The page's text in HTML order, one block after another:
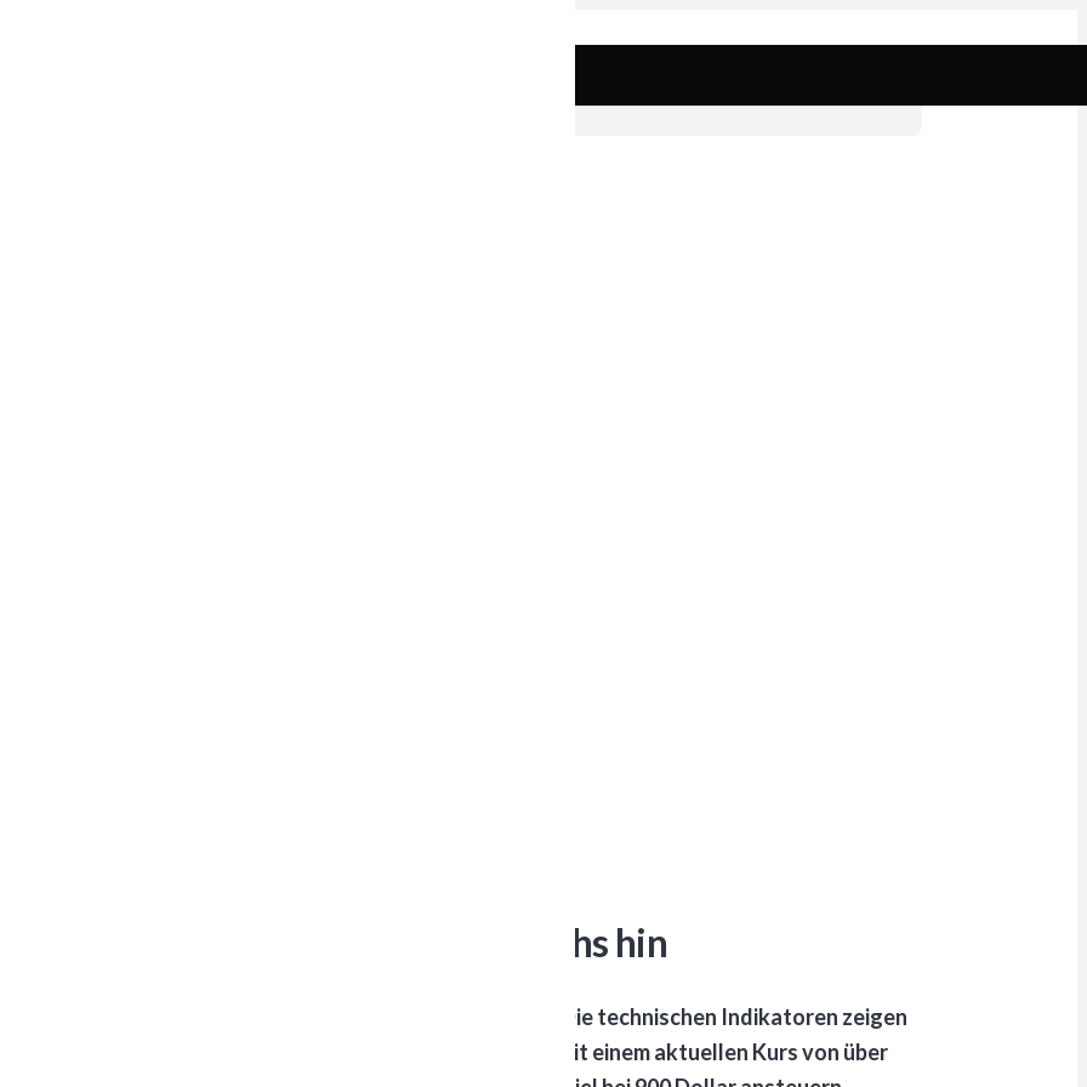
deutet auf neue All-Time-Highs hin
und hat wichtige Widerstandsmarken überwunden. Die technischen Indikatoren zeigen
Investoren ihre Positionen deutlich ausbauen. Mit einem aktuellen Kurs von über